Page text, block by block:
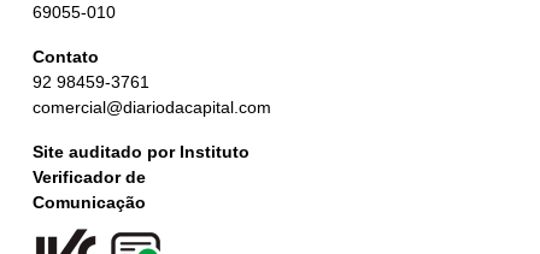
69055-010
Contato
92 98459-3761
comercial@diariodacapital.com
Site auditado por Instituto
Verificador de
Comunicação